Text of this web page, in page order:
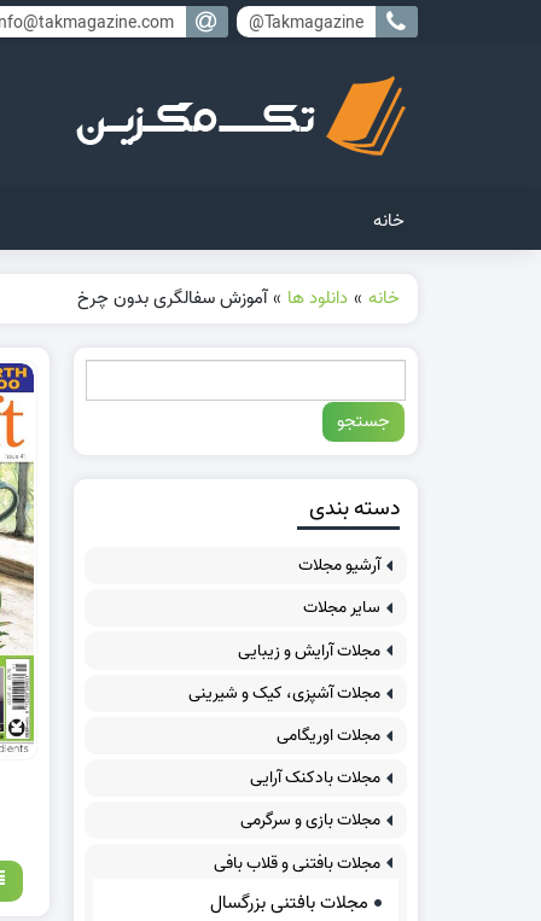
Takmagazine@
خانه
خانه » دانلود ها » آموزش سفالگری بدون چرخ
دسته بندی
آرشیو مجلات
سایر مجلات
مجلات آرایش و زیبایی
مجلات آشپزی، کیک و شیرینی
مجلات اوریگامی
مجلات بادکنک آرایی
مجلات بازی و سرگرمی
مجلات بافتنی و قلاب بافی
مجلات بافتنی بزرگسال